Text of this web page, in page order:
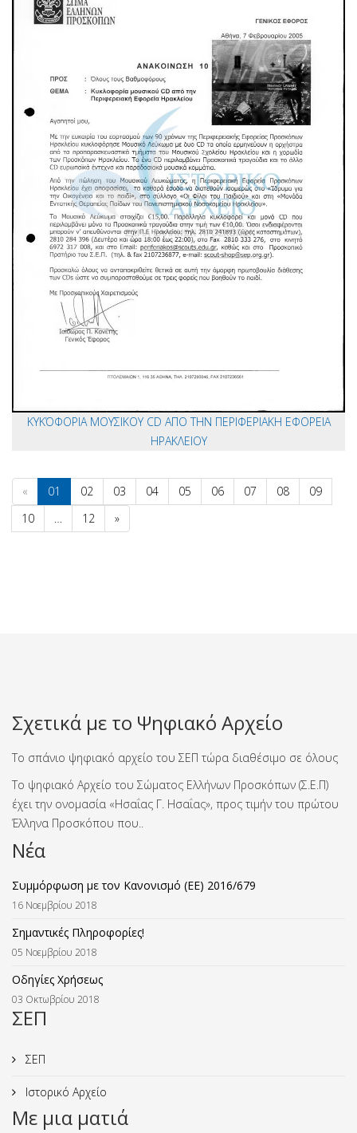
ΚΥΚΌΦΟΡΙΑ ΜΟΥΣΙΚΟΥ CD ΑΠΟ ΤΗΝ ΠΕΡΙΦΕΡΙΑΚΗ ΕΦΟΡΕΙΑ
ΗΡΑΚΛΕΙΟΥ
« 01 02 03 04 05 06 07 08
09
10
12 »
Σχετικά με το Ψηφιακό Αρχείο
Το σπάνιο ψηφιακό αρχείο του ΣΕΠ τώρα διαθέσιμο σε όλους
Το ψηφιακό Αρχείο του Σώματος Ελλήνων Προσκόπων (Σ.Ε.Π)
έχει την ονομασία «Ησαΐας Γ. Ησαΐας», προς τιμήν του πρώτου
Έλληνα Προσκόπου που..
Νέα
Συμμόρφωση με τον Κανονισμό (ΕΕ) 2016/679
16 Νοεμβρίου 2018
Σημαντικές Πληροφορίες!
05 Νοεμβρίου 2018
Οδηγίες Χρήσεως
03 Οκτωβρίου 2018
ΣΕΠ
ΣΕΠ
Ιστορικό Αρχείο
Με μια ματιά